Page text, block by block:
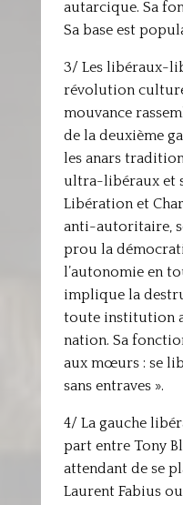
autarcique. Sa
Sa base est
3/ Les libéraux-
révolution
mouvance
de la deuxième
les anars
ultra-libéraux et
Libération et
anti-autoritaire,
prou la
l’autonomie en
implique la
toute institution
nation. Sa
aux mœurs : se
sans entraves ».
4/ La gauche
part entre Tony
attendant de se
Laurent Fabius